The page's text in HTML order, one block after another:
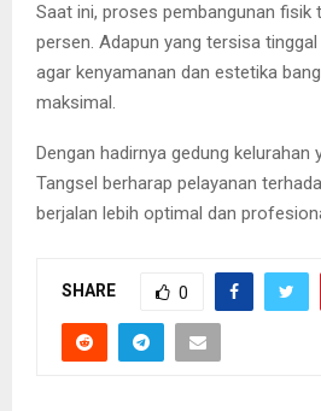
Saat ini, proses pembangunan fisik
persen. Adapun yang tersisa
agar kenyamanan dan estetika
maksimal.
Dengan hadirnya gedung kelurahan
Tangsel berharap pelayanan
berjalan lebih optimal dan
SHARE 0